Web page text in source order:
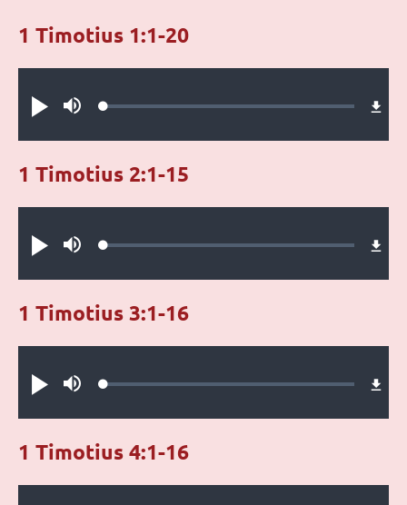
PutarBisu Loaded:
1 Timotius 1:1-20
PutarBisu Loaded:
1 Timotius 2:1-15
PutarBisu Loaded:
1 Timotius 3:1-16
1 Timotius 4:1-16